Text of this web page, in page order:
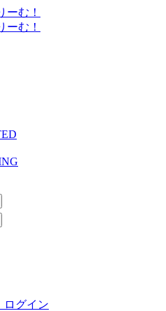
ログイン